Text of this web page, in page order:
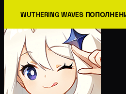
WUTHERING WAVES